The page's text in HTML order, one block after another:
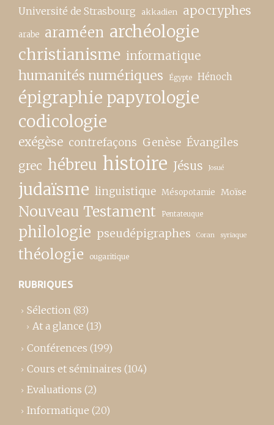
Université de Strasbourg akkadien apocryphes
arabe araméen archéologie
christianisme informatique
humanités numériques Égypte Hénoch
épigraphie papyrologie
codicologie
exégèse contrefaçons Genèse Évangiles
grec hébreu histoire Jésus Josué
judaïsme linguistique Mésopotamie Moïse
Nouveau Testament Pentateuque
philologie pseudépigraphes Coran syriaque
théologie ougaritique
RUBRIQUES
Sélection (83)
At a glance (13)
Conférences (199)
Cours et séminaires (104)
Evaluations (2)
Informatique (20)